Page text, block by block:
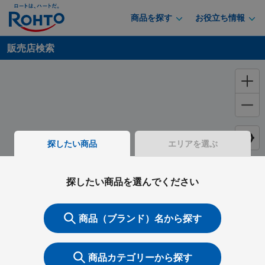
商品を探す お役立ち情報
販売店検索
探したい商品 エリアを選ぶ
探したい商品を選んでください
商品（ブランド）名から探す
商品カテゴリーから探す